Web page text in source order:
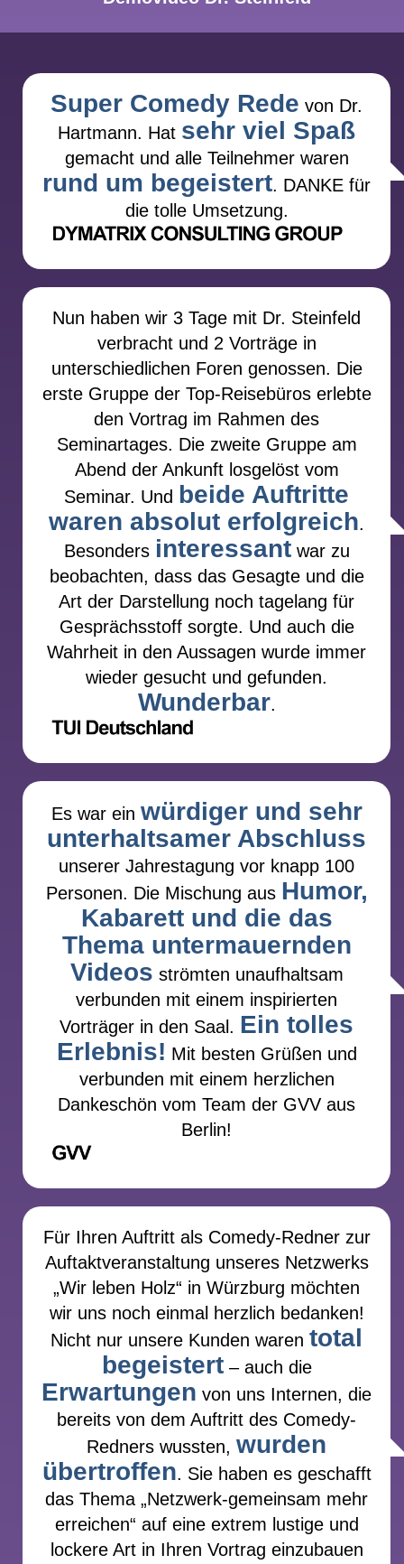
Super Comedy Rede von Dr.
Hartmann. Hat sehr viel Spaß
gemacht und alle Teilnehmer waren
rund um begeistert. DANKE für
die tolle Umsetzung.
Nun haben wir 3 Tage mit Dr. Steinfeld
verbracht und 2 Vorträge in
unterschiedlichen Foren genossen. Die
erste Gruppe der Top-Reisebüros erlebte
den Vortrag im Rahmen des
Seminartages. Die zweite Gruppe am
Abend der Ankunft losgelöst vom
Seminar. Und beide Auftritte
waren absolut erfolgreich.
Besonders interessantwar zu
beobachten, dass das Gesagte und die
Art der Darstellung noch tagelang für
Gesprächsstoff sorgte. Und auch die
Wahrheit in den Aussagen wurde immer
wieder gesucht und gefunden.
Wunderbar.
Es war ein würdiger und sehr
unterhaltsamer Abschluss
unserer Jahrestagung vor knapp 100
Personen. Die Mischung aus Humor,
Kabarett und die das
Thema untermauernden
Videos strömten unaufhaltsam
verbunden mit einem inspirierten
Vorträger in den Saal. Ein tolles
Erlebnis! Mit besten Grüßen und
verbunden mit einem herzlichen
Dankeschön vom Team der GVV aus
Berlin!
Für Ihren Auftritt als Comedy-Redner zur
Auftaktveranstaltung unseres Netzwerks
„Wir leben Holz“ in Würzburg möchten
wir uns noch einmal herzlich bedanken!
Nicht nur unsere Kunden waren total
begeistert– auch die
Erwartungen von uns Internen, die
bereits von dem Auftritt des Comedy-
Redners wussten, wurden
übertroffen. Sie haben es geschafft
das Thema „Netzwerk-gemeinsam mehr
erreichen“ auf eine extrem lustige und
lockere Art in Ihren Vortrag einzubauen